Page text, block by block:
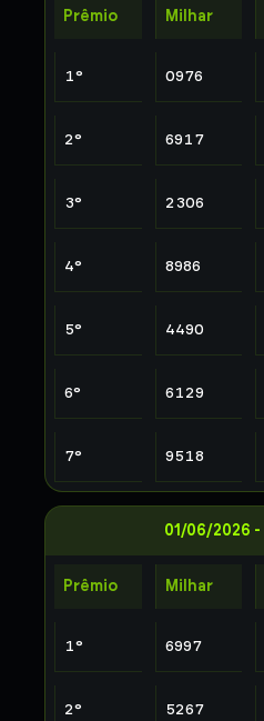
Prêmio Milhar
1° 0976
2° 6917
3° 2306
4° 8986
5° 4490
6° 6129
7° 9518
01/06/2026 -
Prêmio Milhar
1° 6997
2° 5267